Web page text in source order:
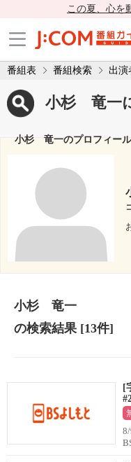
この夏、心を
番組表 番組検索 出演
小杉 竜一
小杉 竜一のプロフィール
小杉 竜一
の検索結果[13件]
[